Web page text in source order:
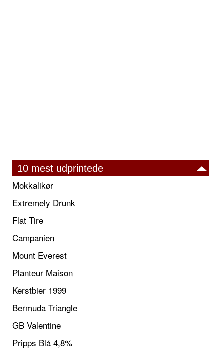
10 mest udprintede
Mokkalikør
Extremely Drunk
Flat Tire
Campanien
Mount Everest
Planteur Maison
Kerstbier 1999
Bermuda Triangle
GB Valentine
Pripps Blå 4,8%